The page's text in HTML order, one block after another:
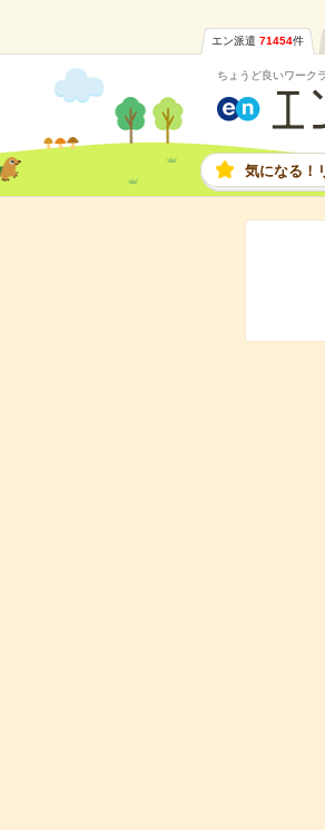
エン派遣 71454件
ちょうど良いワーク
気になる！